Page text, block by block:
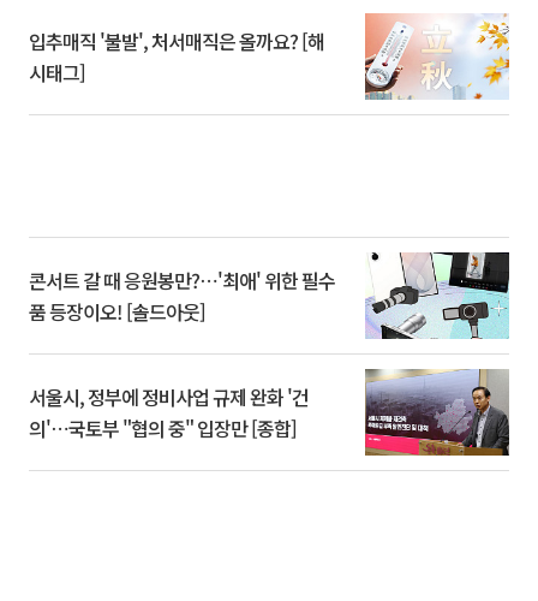
입추매직 '불발', 처서매직은 올까요? [해
시태그]
콘서트 갈 때 응원봉만?⋯'최애' 위한 필수
품 등장이오! [솔드아웃]
서울시, 정부에 정비사업 규제 완화 '건
의'⋯국토부 "협의 중" 입장만 [종합]